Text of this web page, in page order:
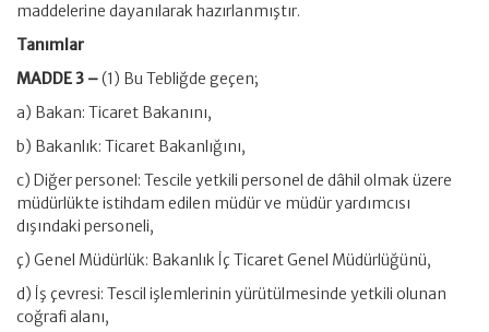
maddelerine dayanılarak hazırlanmıştır.
Tanımlar
MADDE 3 –(1) Bu Tebliğde geçen;
a) Bakan: Ticaret Bakanını,
b) Bakanlık: Ticaret Bakanlığını,
c) Diğer personel: Tescile yetkili personel de dâhil olmak üzere
müdürlükte istihdam edilen müdür ve müdür yardımcısı
dışındaki personeli,
ç) Genel Müdürlük: Bakanlık İç Ticaret Genel Müdürlüğünü,
d) İş çevresi: Tescil işlemlerinin yürütülmesinde yetkili olunan
coğrafi alanı,